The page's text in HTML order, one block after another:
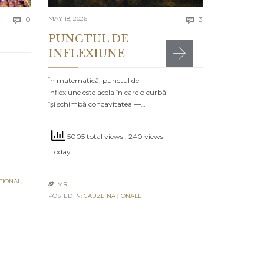
 0 Comments
,
MAY 18, 2026  3
PUNCTUL DE
INFLEXIUNE
În matematică, punctul de
inflexiune este acela în care o curbă
își schimbă concavitatea —…
5005 total views , 240 views
today
 MR
POSTED IN: CAUZE NAŢIONALE